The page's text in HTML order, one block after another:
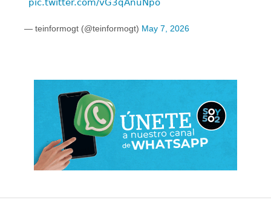
pic.twitter.com/vG3qAnuNpo
— teinformogt (@teinformogt) May 7, 2026